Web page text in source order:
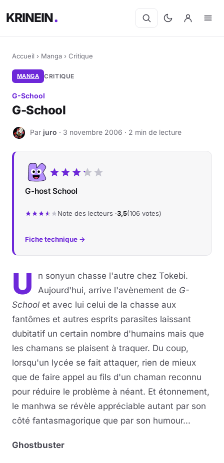
KRINEIN
Accueil › Manga › Critique
MANGA CRITIQUE
G-School
G-School
J Par juro · 3 novembre 2006 · 2 min de lecture
G-host School
Note des lecteurs ·3,5(106 votes)
Fiche technique →
U
n sonyun chasse l'autre chez Tokebi.
Aujourd'hui, arrive l'avènement de G-
School et avec lui celui de la chasse aux
fantômes et autres esprits parasites laissant
dubitatif un certain nombre d'humains mais que
les chamans se plaisent à traquer. Du coup,
lorsqu'un lycée se fait attaquer, rien de mieux
que de faire appel au fils d'un chaman reconnu
pour réduire le problème à néant. Et étonnement,
le manhwa se révèle appréciable autant par son
côté fantasmagorique que par son humour...
Ghostbuster